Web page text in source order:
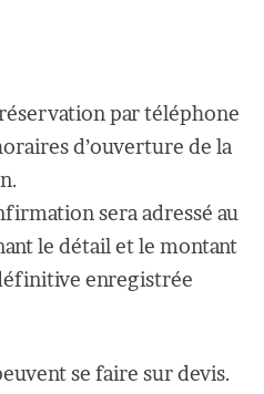
par téléphone
d’ouverture de la
sera adressé au
le détail et le montant
enregistrée
se faire sur devis.